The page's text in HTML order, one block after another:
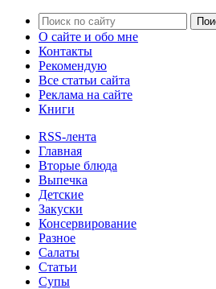
О сайте и обо мне
Контакты
Рекомендую
Все статьи сайта
Реклама на сайте
Книги
RSS-лента
Главная
Вторые блюда
Выпечка
Детские
Закуски
Консервирование
Разное
Салаты
Статьи
Супы